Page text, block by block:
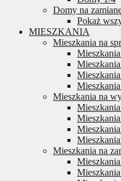
Domy na
Pokaż
MIESZKANIA
Mieszkania na
Mieszkania na
Mieszkania na